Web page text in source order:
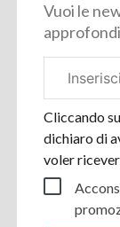
Vuoi le
aziendale
Cliccando
dichiaro di
voler